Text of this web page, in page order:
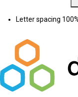
Letter spacing 100